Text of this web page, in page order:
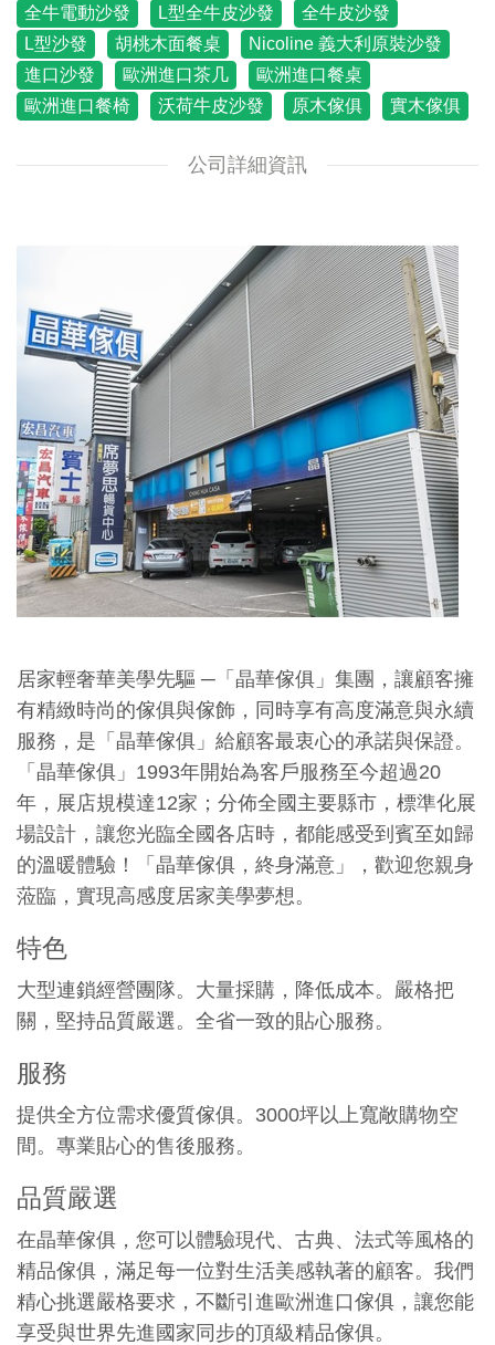
全牛電動沙發 L型全牛皮沙發
全牛皮沙發
L型沙發
胡桃木面餐桌
Nicoline 義大利原裝沙發
進口沙發
歐洲進口茶几
歐洲進口餐桌
歐洲進口餐椅
沃荷牛皮沙發 原木傢俱 實木傢俱
公司詳細資訊
居家輕奢華美學先驅 ─「晶華傢俱」集團，讓顧客擁
有精緻時尚的傢俱與傢飾，同時享有高度滿意與永續
服務，是「晶華傢俱」給顧客最衷心的承諾與保證。
「晶華傢俱」1993年開始為客戶服務至今超過20
年，展店規模達12家；分佈全國主要縣市，標準化展
場設計，讓您光臨全國各店時，都能感受到賓至如歸
的溫暖體驗！「晶華傢俱，終身滿意」，歡迎您親身
蒞臨，實現高感度居家美學夢想。
特色
大型連鎖經營團隊。大量採購，降低成本。嚴格把
關，堅持品質嚴選。全省一致的貼心服務。
服務
提供全方位需求優質傢俱。3000坪以上寬敞購物空
間。專業貼心的售後服務。
品質嚴選
在晶華傢俱，您可以體驗現代、古典、法式等風格的
精品傢俱，滿足每一位對生活美感執著的顧客。我們
精心挑選嚴格要求，不斷引進歐洲進口傢俱，讓您能
享受與世界先進國家同步的頂級精品傢俱。